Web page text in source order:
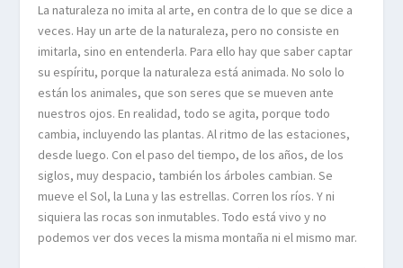
La naturaleza no imita al arte, en contra de lo que se dice a
veces. Hay un arte de la naturaleza, pero no consiste en
imitarla, sino en entenderla. Para ello hay que saber captar
su espíritu, porque la naturaleza está animada. No solo lo
están los animales, que son seres que se mueven ante
nuestros ojos. En realidad, todo se agita, porque todo
cambia, incluyendo las plantas. Al ritmo de las estaciones,
desde luego. Con el paso del tiempo, de los años, de los
siglos, muy despacio, también los árboles cambian. Se
mueve el Sol, la Luna y las estrellas. Corren los ríos. Y ni
siquiera las rocas son inmutables. Todo está vivo y no
podemos ver dos veces la misma montaña ni el mismo mar.